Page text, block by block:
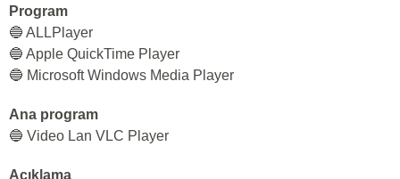
Program
🔵 ALLPlayer
🔵 Apple QuickTime Player
🔵 Microsoft Windows Media Player
Ana program
🔵 Video Lan VLC Player
Açıklama